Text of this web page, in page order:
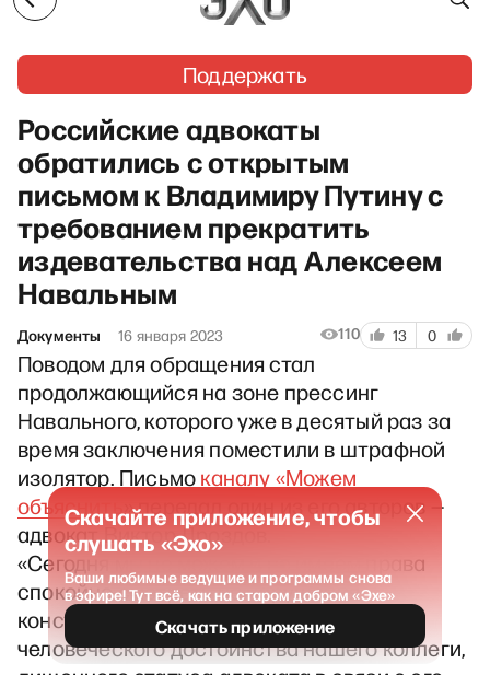
Поддержать
Российские адвокаты
обратились с открытым
письмом к Владимиру Путину с
требованием прекратить
издевательства над Алексеем
Навальным
Документы 16 января 2023 110 13 0
Поводом для обращения стал
продолжающийся на зоне прессинг
Навального, которого уже в десятый раз за
время заключения поместили в штрафной
изолятор. Письмоканалу «Можем
объяснить
» передал один из его авторов —
адвокат Виктор Дроздов.
«Сегодня мы не можем и не имеем права
спокойно смотреть на нарушения
конституционных прав и умаление
человеческого достоинства нашего коллеги,
Скачайте приложение, чтобы
слушать «Эхо»
Ваши любимые ведущие и программы снова
в эфире! Тут всё, как на старом добром «Эхе»
Скачать приложение